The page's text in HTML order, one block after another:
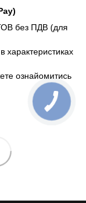
без ПДВ (для
характеристиках
ознайомитись